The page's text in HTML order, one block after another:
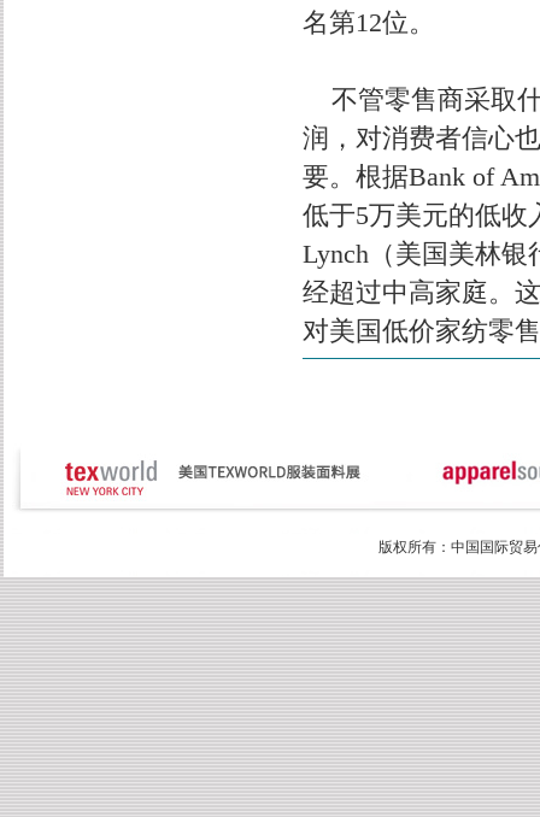
名第12位。
不管零售商采取
润，对消费者信心
要。根据Bank of
低于5万美元的低收
Lynch（美国美林
经超过中高家庭。
对美国低价家纺零
版权所有：中国国际贸